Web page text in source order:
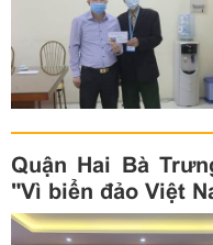
Quận Hai Bà
"Vì biển đảo Việt